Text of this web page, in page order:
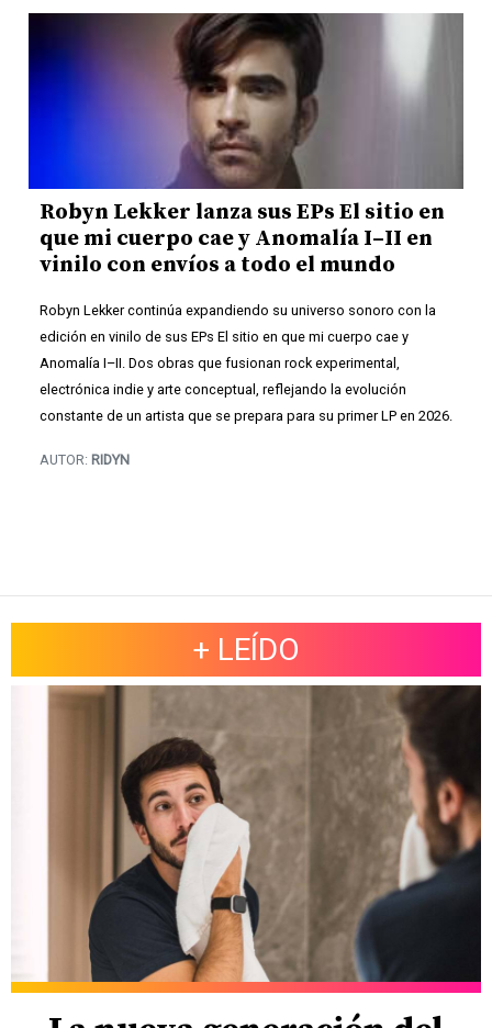
Robyn Lekker lanza sus EPs El sitio en
que mi cuerpo cae y Anomalía I–II en
vinilo con envíos a todo el mundo
Robyn Lekker continúa expandiendo su universo sonoro con la
edición en vinilo de sus EPs El sitio en que mi cuerpo cae y
Anomalía I–II. Dos obras que fusionan rock experimental,
electrónica indie y arte conceptual, reflejando la evolución
constante de un artista que se prepara para su primer LP en 2026.
AUTOR: RIDYN
+ LEÍDO